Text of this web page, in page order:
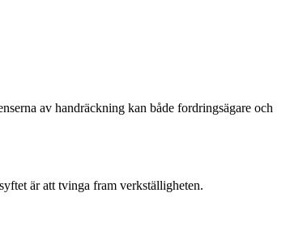
av handräckning kan både fordringsägare och
är att tvinga fram verkställigheten.